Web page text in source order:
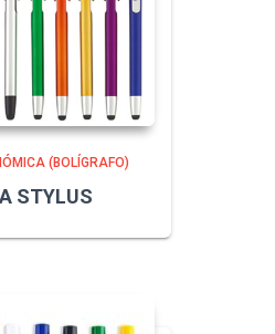
(BOLÍGRAFO)
STYLUS